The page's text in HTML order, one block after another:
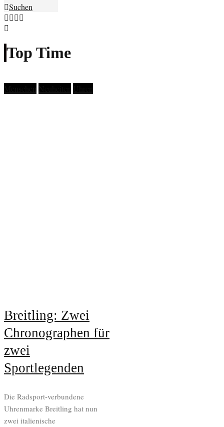
Suchen
Top Time
Breitling: Zwei
Chronographen für
zwei
Sportlegenden
Die Radsport-verbundene
Uhrenmarke Breitling hat nun
zwei italienische